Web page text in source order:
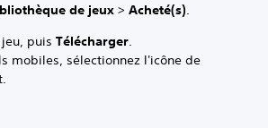
de jeux > Acheté(s).
puis Télécharger.
mobiles, sélectionnez l'icône de